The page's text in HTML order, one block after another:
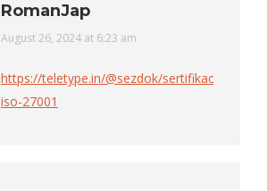
RomanJap
says:
August 26, 2024 at 6:23 am
https://teletype.in/@sezdok/sertifikaciya-
iso-27001